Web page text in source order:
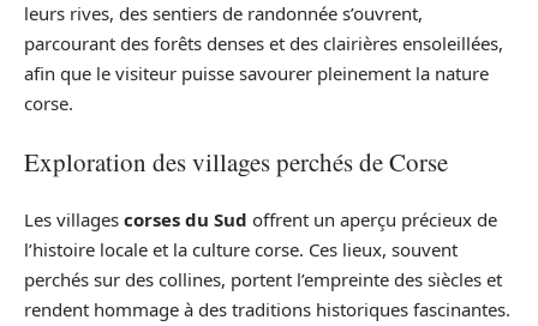
leurs rives, des sentiers de randonnée s’ouvrent,
parcourant des forêts denses et des clairières ensoleillées,
afin que le visiteur puisse savourer pleinement la nature
corse.
Exploration des villages perchés de Corse
Les villages corses du Sud offrent un aperçu précieux de
l’histoire locale et la culture corse. Ces lieux, souvent
perchés sur des collines, portent l’empreinte des siècles et
rendent hommage à des traditions historiques fascinantes.